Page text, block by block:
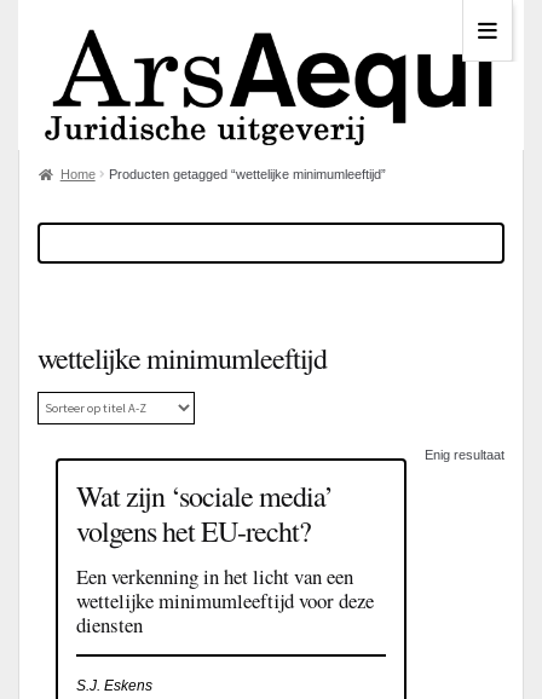
Home Producten getagged “wettelijke minimumleeftijd”
wettelijke minimumleeftijd
Enig resultaat
Wat zijn ‘sociale media’
volgens het EU-recht?
Een verkenning in het licht van een
wettelijke minimumleeftijd voor deze
diensten
S.J. Eskens